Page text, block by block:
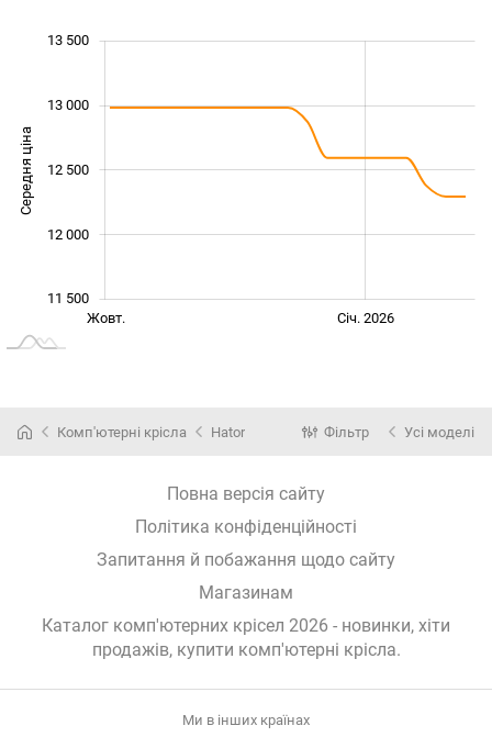
Середня ціна 11 800
12 000
13 500
13 000
12 500
11 500
L
Вер.
Квіт. Січ. 2026
Жовт.
Комп'ютерні крісла Hator Фільтр Усі моделі
Повна версія сайту
Політика конфіденційності
Запитання й побажання щодо сайту
Магазинам
Каталог комп'ютерних крісел 2026 - новинки, хіти
продажів, купити комп'ютерні крісла.
Ми в інших країнах